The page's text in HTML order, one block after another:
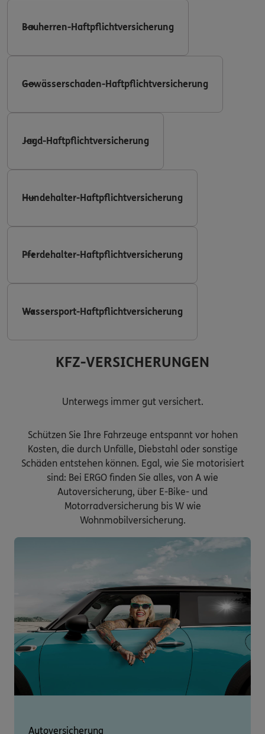
Bauherren-Haftpflichtversicherung
Gewässerschaden-Haftpflichtversicherung
Jagd-Haftpflichtversicherung
Hundehalter-Haftpflichtversicherung
Pferdehalter-Haftpflichtversicherung
Wassersport-Haftpflichtversicherung
KFZ-VERSICHERUNGEN
Unterwegs immer gut versichert.
Schützen Sie Ihre Fahrzeuge entspannt vor hohen
Kosten, die durch Unfälle, Diebstahl oder sonstige
Schäden entstehen können. Egal, wie Sie motorisiert
sind: Bei ERGO finden Sie alles, von A wie
Autoversicherung, über E-Bike- und
Motorradversicherung bis W wie
Wohnmobilversicherung.
Autoversicherung